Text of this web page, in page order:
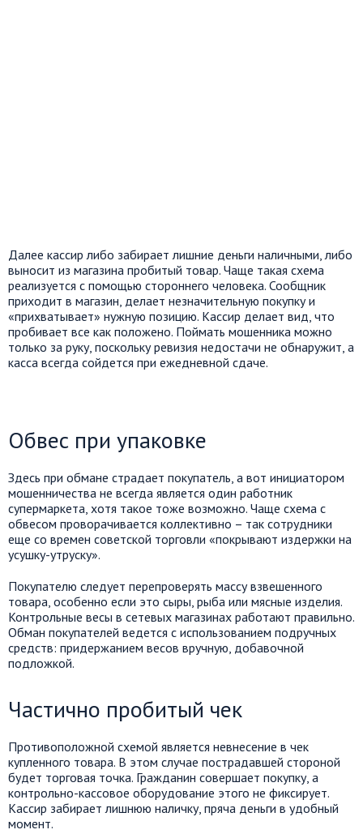
Далее кассир либо забирает лишние деньги наличными, либо
выносит из магазина пробитый товар. Чаще такая схема
реализуется с помощью стороннего человека. Сообщник
приходит в магазин, делает незначительную покупку и
«прихватывает» нужную позицию. Кассир делает вид, что
пробивает все как положено. Поймать мошенника можно
только за руку, поскольку ревизия недостачи не обнаружит, а
касса всегда сойдется при ежедневной сдаче.
Обвес при упаковке
Здесь при обмане страдает покупатель, а вот инициатором
мошенничества не всегда является один работник
супермаркета, хотя такое тоже возможно. Чаще схема с
обвесом проворачивается коллективно – так сотрудники
еще со времен советской торговли «покрывают издержки на
усушку-утруску».
Покупателю следует перепроверять массу взвешенного
товара, особенно если это сыры, рыба или мясные изделия.
Контрольные весы в сетевых магазинах работают правильно.
Обман покупателей ведется с использованием подручных
средств: придержанием весов вручную, добавочной
подложкой.
Частично пробитый чек
Противоположной схемой является невнесение в чек
купленного товара. В этом случае пострадавшей стороной
будет торговая точка. Гражданин совершает покупку, а
контрольно-кассовое оборудование этого не фиксирует.
Кассир забирает лишнюю наличку, пряча деньги в удобный
момент.